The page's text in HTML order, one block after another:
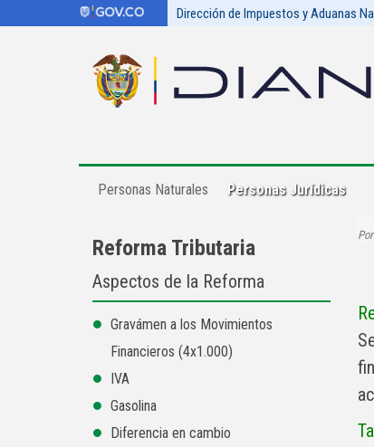
Dirección de Impuestos y Aduanas
Personas Naturales Personas Jurídicas
Reforma Tributaria
Aspectos de la Reforma
Gravámen a los Movimientos
Financieros (4x1.000)
IVA
Gasolina
Diferencia en cambio